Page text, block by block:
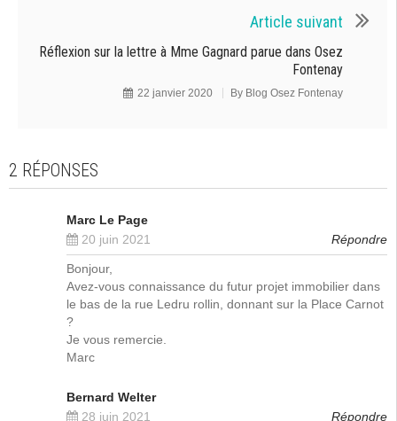
Article suivant
Réflexion sur la lettre à Mme Gagnard parue dans Osez
Fontenay
22 janvier 2020 By Blog Osez Fontenay
2 RÉPONSES
Marc Le Page
20 juin 2021
Répondre
Bonjour,
Avez-vous connaissance du futur projet immobilier dans
le bas de la rue Ledru rollin, donnant sur la Place Carnot
?
Je vous remercie.
Marc
Bernard Welter
28 juin 2021
Répondre